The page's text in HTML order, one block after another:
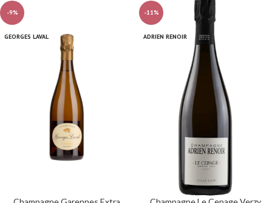
-9%
GEORGES LAVAL
-11%
ADRIEN RENOIR